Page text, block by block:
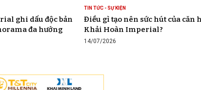
ghi dấu độc bản
đa hướng
TIN TỨC - SỰ KIỆN
Điều gì tạo nên sức hút của căn
Khải Hoàn Imperial?
14/07/2026